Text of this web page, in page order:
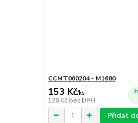
CCMT060204 - M1680
153 Kč/ks
126 Kč bez DPH
Přidat